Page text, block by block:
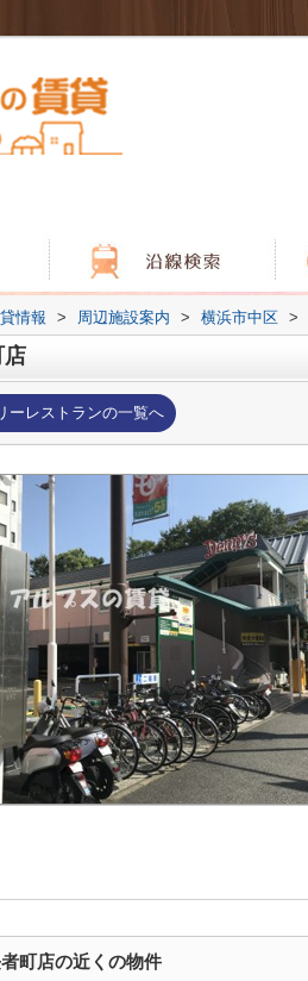
情報 > 周辺施設案内 > 横浜市中区 >
店
ーレストランの一覧へ
町店の近くの物件